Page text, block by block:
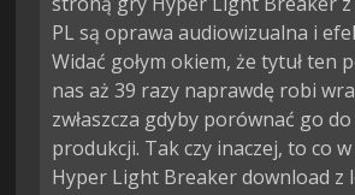
PL są oprawa audiowizualna i
Widać gołym okiem, że tytuł ten
nas aż 39 razy naprawdę robi
zwłaszcza gdyby porównać go
produkcji. Tak czy inaczej, to co w
Hyper Light Breaker download z